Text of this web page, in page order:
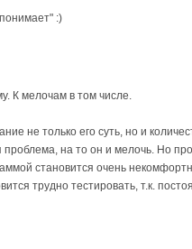
:)
К мелочам в том числе.
не только его суть, но и
на то он и мелочь. Но
становится очень
трудно тестировать, т.к.